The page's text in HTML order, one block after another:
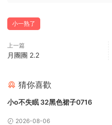
小一熟了
上一篇
月團團 2.2
猜你喜歡
小o不失眠 32黑色裙子0716
2026-08-06